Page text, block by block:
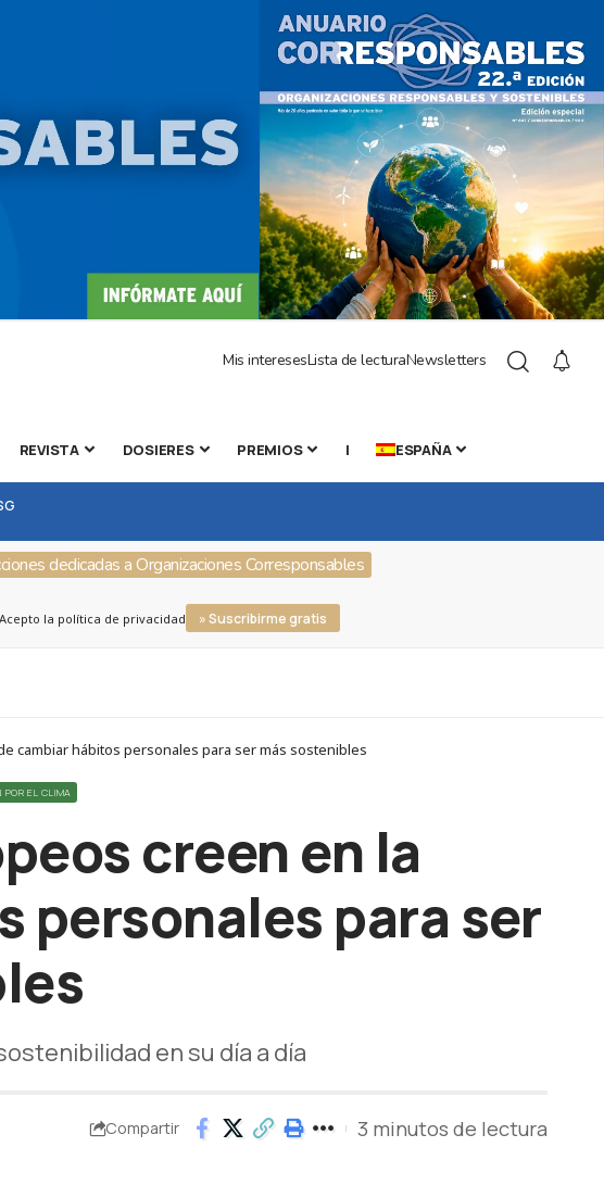
Mis interesesLista de lecturaNewsletters
REVISTA DOSIERES PREMIOS | ESPAÑA
dedicadas a Organizaciones Corresponsables
la política de privacidad » Suscribirme gratis
cambiar hábitos personales para ser más sostenibles
POR EL CLIMA
creen en la
personales para ser
en su día a día
Compartir 3 minutos de lectura